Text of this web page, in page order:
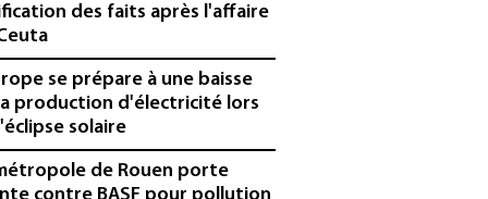
des faits après l'affaire
se prépare à une baisse
production d'électricité lors
solaire
de Rouen porte
contre BASF pour pollution